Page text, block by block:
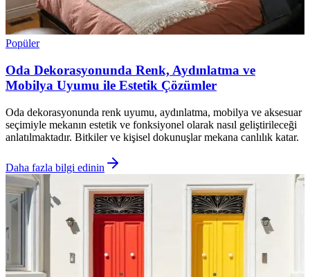
Popüler
Oda Dekorasyonunda Renk, Aydınlatma ve
Mobilya Uyumu ile Estetik Çözümler
Oda dekorasyonunda renk uyumu, aydınlatma, mobilya ve aksesuar
seçimiyle mekanın estetik ve fonksiyonel olarak nasıl geliştirileceği
anlatılmaktadır. Bitkiler ve kişisel dokunuşlar mekana canlılık katar.
Daha fazla bilgi edinin